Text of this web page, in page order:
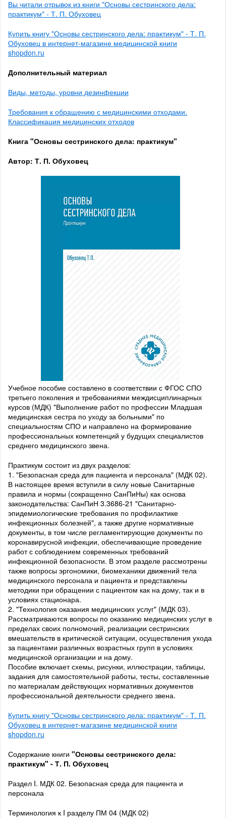
Вы читали отрывок из книги "Основы сестринского дела:
практикум" - Т. П. Обуховец
Купить книгу "Основы сестринского дела: практикум" - Т. П.
Обуховец в интернет-магазине медицинской книги
shopdon.ru
Дополнительный материал
Виды, методы, уровни дезинфекции
Требования к обращению с медицинскими отходами.
Классификация медицинских отходов
Книга "Основы сестринского дела: практикум"
Автор: Т. П. Обуховец
Учебное пособие составлено в соответствии с ФГОС СПО
третьего поколения и требованиями междисциплинарных
курсов (МДК) "Выполнение работ по профессии Младшая
медицинская сестра по уходу за больными" по
специальностям СПО и направлено на формирование
профессиональных компетенций у будущих специалистов
среднего медицинского звена.
Практикум состоит из двух разделов:
1. "Безопасная среда для пациента и персонала" (МДК 02).
В настоящее время вступили в силу новые Санитарные
правила и нормы (сокращенно СанПиНы) как основа
законодательства: СанПиН 3.3686-21 "Санитарно-
эпидемиологические требования по профилактике
инфекционных болезней", а также другие нормативные
документы, в том числе регламентирующие документы по
коронавирусной инфекции, обеспечивающие проведение
работ с соблюдением современных требований
инфекционной безопасности. В этом разделе рассмотрены
также вопросы эргономики, биомеханики движений тела
медицинского персонала и пациента и представлены
методики при обращении с пациентом как на дому, так и в
условиях стационара.
2. "Технология оказания медицинских услуг" (МДК 03).
Рассматриваются вопросы по оказанию медицинских услуг в
пределах своих полномочий, реализации сестринских
вмешательств в критической ситуации, осуществления ухода
за пациентами различных возрастных групп в условиях
медицинской организации и на дому.
Пособие включает схемы, рисунки, иллюстрации, таблицы,
задания для самостоятельной работы, тесты, составленные
по материалам действующих нормативных документов
профессиональной деятельности среднего звена.
Купить книгу "Основы сестринского дела: практикум" - Т. П.
Обуховец в интернет-магазине медицинской книги
shopdon.ru
Содержание книги "Основы сестринского дела:
практикум" - Т. П. Обуховец
Раздел I. МДК 02. Безопасная среда для пациента и
персонала
Терминология к I разделу ПМ 04 (МДК 02)